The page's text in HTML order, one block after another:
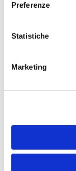
Preferenze
Statistiche
Marketing